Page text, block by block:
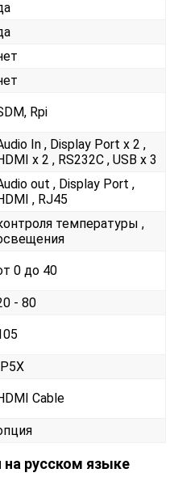
Rpi
In , Display Port x 2 ,
x 2 , RS232С , USB x 3
out , Display Port ,
, RJ45
температуры ,
0 до 40
- 80
Cable
на русском языке